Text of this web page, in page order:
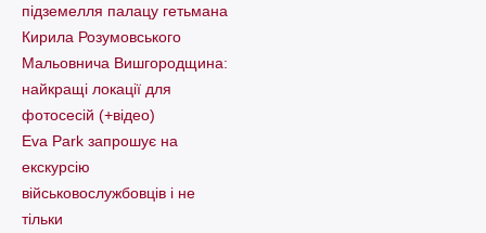
підземелля палацу гетьмана
Кирила Розумовського
Мальовнича Вишгородщина:
найкращі локації для
фотосесій (+відео)
Eva Park запрошує на
екскурсію
військовослужбовців і не
тільки